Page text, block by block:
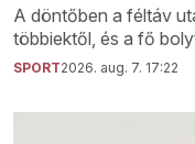
A döntőben a féltáv
többiektől, és a fő
SPORT2026. aug. 7. 17:22